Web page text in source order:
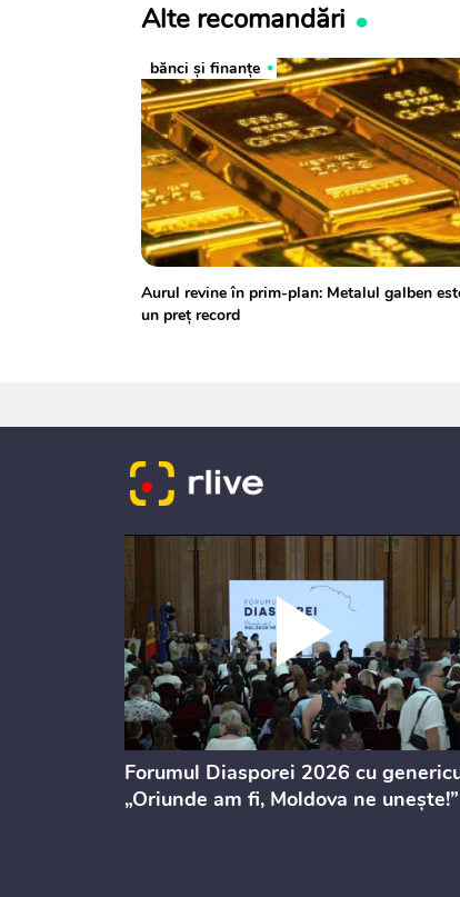
Alte recomandări
bănci şi finanţe
Aurul revine în prim-plan: Metalul galben
un preţ record
Forumul Diasporei 2026 cu
„Oriunde am fi, Moldova ne unește!”